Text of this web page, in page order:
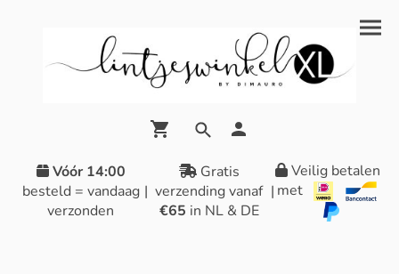
Vóór 14:00
besteld = vandaag
verzonden
|
Gratis
verzending vanaf
€65 in NL & DE
|
Veilig betalen
met